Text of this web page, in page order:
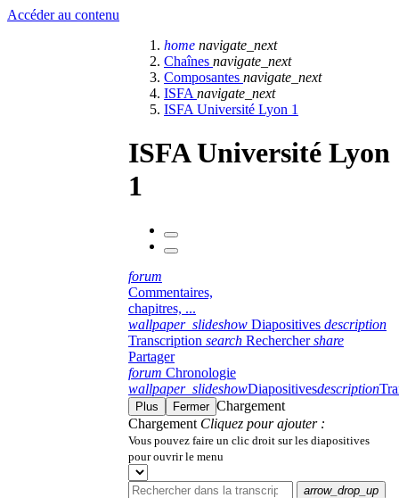
Accéder au contenu
home navigate_next
Chaînes navigate_next
Composantes navigate_next
ISFA navigate_next
ISFA Université Lyon 1
ISFA Université Lyon
1
forum
Commentaires,
chapitres, ...
wallpaper_slideshow Diapositives description
Transcription search Rechercher share
Partager
forum Chronologie
wallpaper_slideshowDiapositivesdescription
Plus Fermer Chargement
Chargement Cliquez pour ajouter :
Vous pouvez faire un clic droit sur les diapositives
pour ouvrir le menu
arrow_drop_up